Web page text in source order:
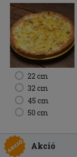
22 cm
32 cm
45 cm
50 cm
Akció